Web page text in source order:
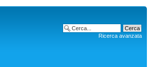
Ricerca avanzata